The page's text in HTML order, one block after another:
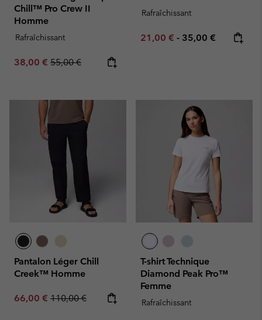
Chill™ Pro Crew II
Homme
Rafraîchissant
Sale price:
38,00 € Regular price:
55,00 €
Rafraîchissant
Minimum sale price:
21,00 € - Maximum price:
35,00 €
Pantalon Léger Chill
Creek™ Homme
Sale price:
66,00 € Regular price:
110,00 €
T-shirt Technique
Diamond Peak Pro™
Femme
Rafraîchissant